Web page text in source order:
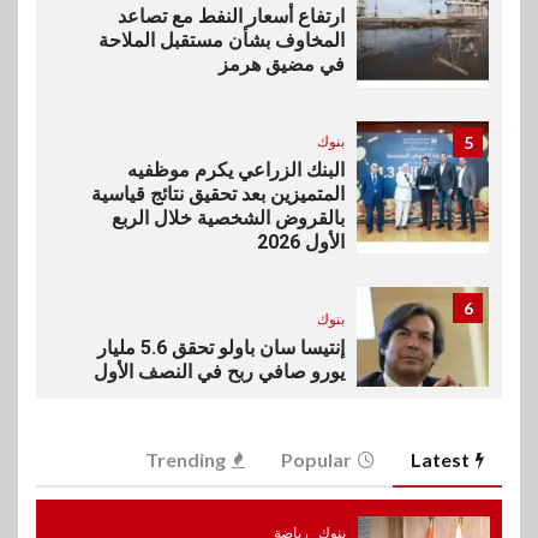
ارتفاع أسعار النفط مع تصاعد
المخاوف بشأن مستقبل الملاحة
في مضيق هرمز
5 بنوك
البنك الزراعي يكرم موظفيه
المتميزين بعد تحقيق نتائج قياسية
بالقروض الشخصية خلال الربع
الأول 2026
6
بنوك
إنتيسا سان باولو تحقق 5.6 مليار
يورو صافي ربح في النصف الأول
7
غرفة القاهرة تنظم ندوة إلكترونية
لدعم الصادرات وتحقيق
Latest
Popular
Trending
بنوك رياضة